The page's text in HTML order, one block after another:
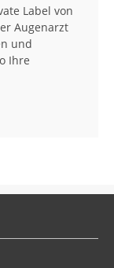
Label von
Augenarzt
und
Ihre